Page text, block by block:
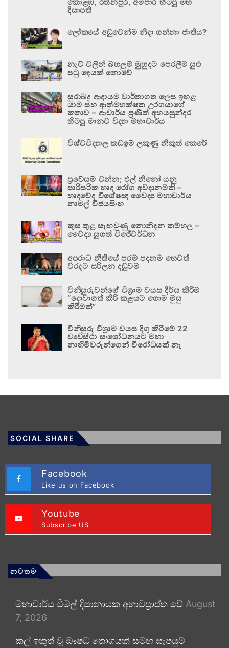
දිසාපති
ලෝකයේ අඩුවෙන්ම නිදා ගන්නා ජාතිය?
නැව් වලින් බහලුම් මුහුදට පෙරලීම සුළු
පටු දෙයක් නොවේ
සුරාබදු ආදායම වාර්තාගත ලෙස ඉහළ
යාම සහ ආත්මභක්ෂක උරගයාගේ
කතාව – ආචාර්ය ප්‍රණීත් අභයසුන්දර
හිටපු මානව විද්‍යා මහාචාර්ය
විශ්වවිද්‍යාල කඩඉම් ලකුණු නිකුත් කෙරේ
ප්‍රවේසම් වන්න; එල් නිනෝ යනු
පාරිසරික හෘද රෝග අවදානමකි –
හෘදවේද විශේෂඥ වෛද්‍ය මහාචාර්ය
නාමල් විජයසිංහ
කුස තුළ සැඟවුණු නොනිදන කම්හල –
වෛද්‍ය සුගත් විජේවර්ධන
අපරාධ නීතියේ පරම පදනම හෙවත්
වරදට සරිලන දඬුවම
විනිසුරුවන්ගේ විශ්‍රාම වයස දීර්ඝ කිරීම
“දොවාගත් කිරි කළයට ගොම මුසු
කිරීමක්”
විනිසුරු විශ්‍රාම වයස දිගු කිරීමේ 22
ව්‍යවස්ථා සංශෝධනයට මහා
නාහිමිවරුන්ගෙන් විරෝධයක් නෑ
SOCIAL SHARE
Facebook
Like us on Facebook
Youtube
Subscribe US
නවතම
මහාචාර්ය විමල් දිසානායක අභාවප්‍රාප්ත වේ August
7, 2026
කල් ඉකුත් වූ ඖෂධ තොගයක් සමඟ සැපයුම්